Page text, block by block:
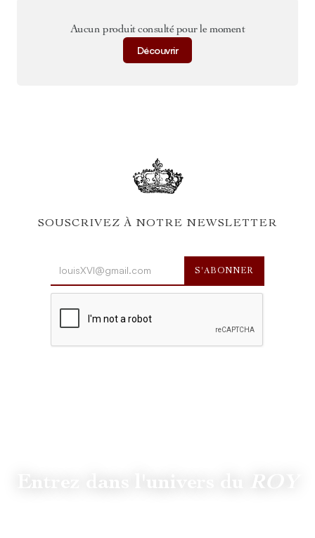
Aucun produit consulté pour le moment
Découvrir
SOUSCRIVEZ À NOTRE NEWSLETTER
ROY